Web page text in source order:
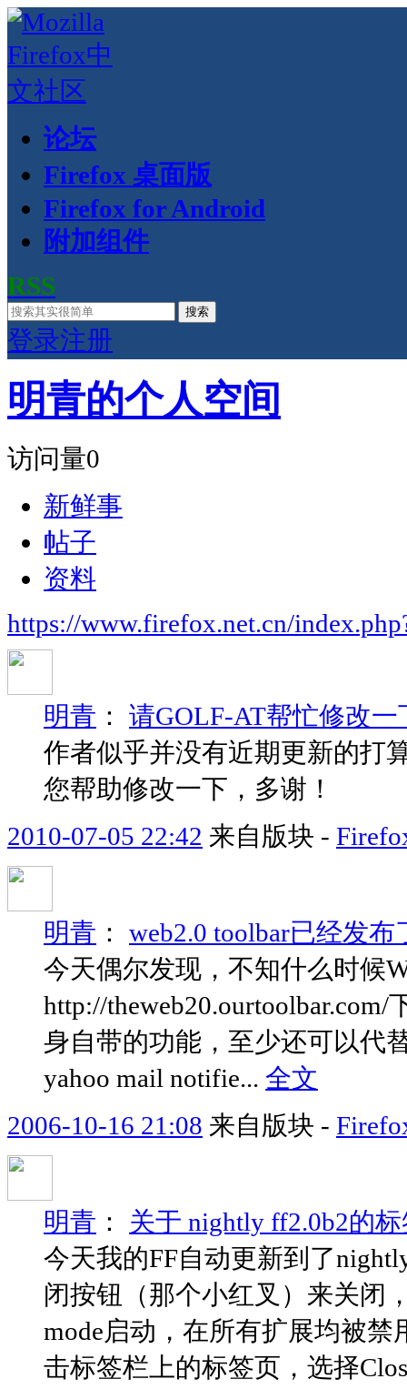
论坛
Firefox 桌面版
Firefox for Android
附加组件
RSS
搜索
登录注册
明青的个人空间
访问量0
新鲜事
帖子
资料
https://www.firefox.net.cn/
明青 ： 请GOLF-AT帮忙修改
作者似乎并没有近期更新的打
您帮助修改一下，多谢！
2010-07-05 22:42 来自版块 -
明青 ： web2.0 toolbar已经发布
今天偶尔发现，不知什么时候
http://
身自带的功能，至少还可以代
yahoo mail notifie... 全文
2006-10-16 21:08 来自版块 -
明青 ： 关于 nightly ff2.0b2的
今天我的FF自动更新到了
闭按钮（那个小红叉）来关闭
mode启动，在所有扩展均被
击标签栏上的标签页，选择